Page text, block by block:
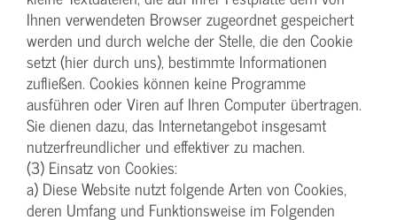
Ihnen verwendeten Browser zugeordnet gespeichert
werden und durch welche der Stelle, die den Cookie
setzt (hier durch uns), bestimmte Informationen
zufließen. Cookies können keine Programme
ausführen oder Viren auf Ihren Computer übertragen.
Sie dienen dazu, das Internetangebot insgesamt
nutzerfreundlicher und effektiver zu machen.
(3) Einsatz von Cookies:
a) Diese Website nutzt folgende Arten von Cookies,
deren Umfang und Funktionsweise im Folgenden